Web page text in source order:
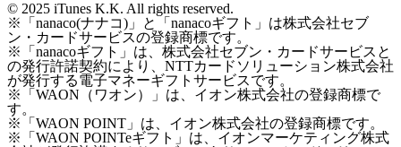
© 2025 iTunes K.K. All rights reserved.
※「nanaco(ナナコ)」と「nanacoギフト」は株式会社セブ
ン・カードサービスの登録商標です。
※「nanacoギフト」は、株式会社セブン・カードサービスと
の発行許諾契約により、NTTカードソリューション株式会社
が発行する電子マネーギフトサービスです。
※「WAON（ワオン）」は、イオン株式会社の登録商標で
す。
※「WAON POINT」は、イオン株式会社の登録商標です。
※「WAON POINTeギフト」は、イオンマーケティング株式